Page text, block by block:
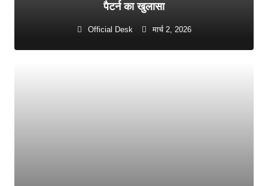
पैटर्न का खुलासा
Official Desk मार्च 2, 2026